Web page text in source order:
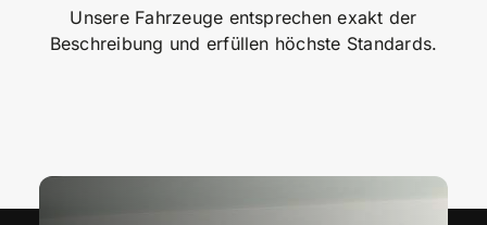
Unsere Fahrzeuge entsprechen exakt der
Beschreibung und erfüllen höchste Standards.